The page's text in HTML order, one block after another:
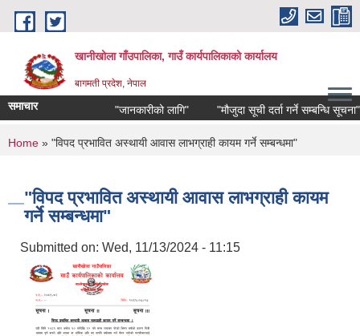
Skip to main content
खानीखोला गाँउपालिका, गाउँ कार्यपालिकाको कार्यालय
बागमती प्रदेश, नेपाल
समाचार "जानकारीको लागि" "मौजुदा सूची दर्ता गर्ने सम्बन्धि सूचना"
You are here
Home » "विपद प्रभावित अस्थायी आवास लाभग्राही कायम गर्ने सम्बन्धमा"
"विपद प्रभावित अस्थायी आवास लाभग्राही कायम
गर्ने सम्बन्धमा"
Submitted on: Wed, 11/13/2024 - 11:15